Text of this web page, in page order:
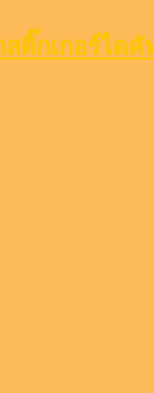
สติ๊กเกอร์ไดคั